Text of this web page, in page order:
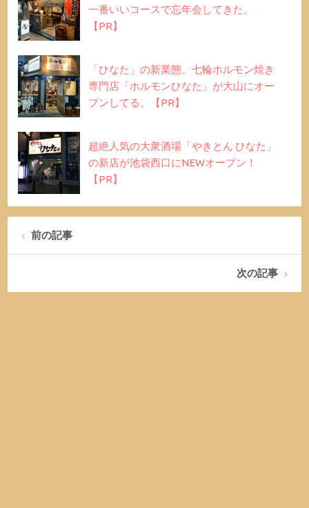
一番いいコースで忘年会してきた。
【PR】
「ひなた」の新業態。七輪ホルモン焼き
専門店「ホルモンひなた」が大山にオー
プンしてる。【PR】
超絶人気の大衆酒場「やきとん ひなた」
の新店が池袋西口にNEWオープン！
【PR】
前の記事
次の記事